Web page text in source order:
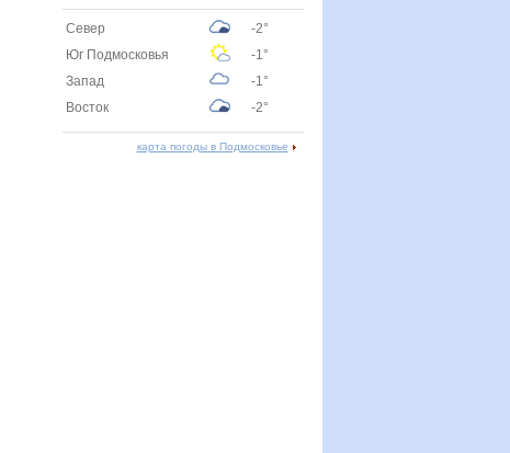
Север
-2°
Юг Подмосковья
-1°
Запад
-1°
Восток
-2°
карта погоды в Подмосковье